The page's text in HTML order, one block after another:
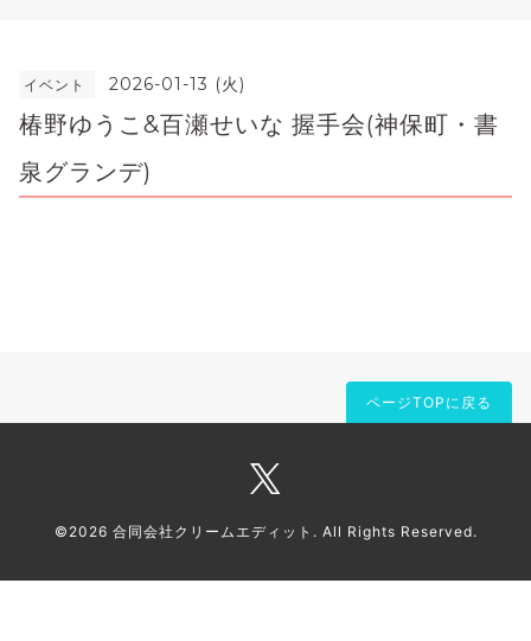
イベント 2026-01-13 (火)
椿野ゆうこ&百瀬せいな 握手会(神保町・書
泉グランデ)
ページTOPに戻る
©2026 合同会社クリームエディット . All Rights Reserved.